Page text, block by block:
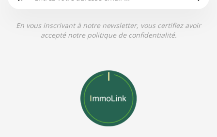
En vous inscrivant à notre newsletter, vous certifiez avoir
accepté notre politique de confidentialité.